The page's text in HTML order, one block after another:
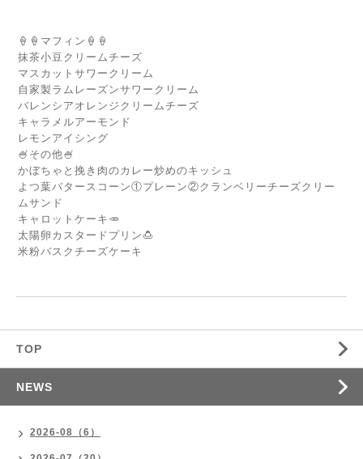
🍦🍦マフィン🍦🍦
抹茶小豆クリームチーズ
マスカットサワークリーム
自家製ラムレーズンサワークリーム
バレンシアオレンジクリームチーズ
キャラメルアーモンド
レモンアイシング
🍧その他🍧
かぼちゃと挽き肉のカレー炒めのキッシュ
よつ葉バタースコーン①プレーン②クランベリーチーズクリー
ムサンド
キャロットケーキ🥕
太陽卵カスタードプリン🍮
米粉バスクチーズケーキ
TOP
NEWS
2026-08（6）